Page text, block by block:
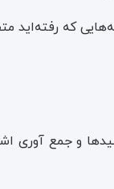
که
و جمع‌ آوری